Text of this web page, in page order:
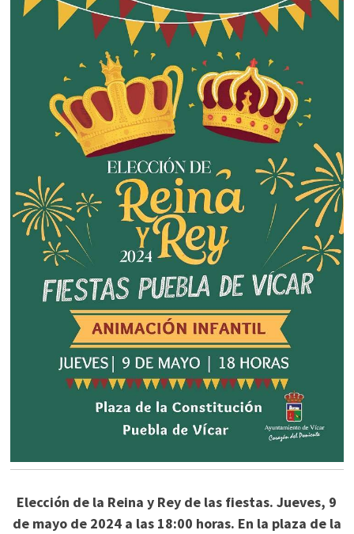
Elección de la Reina y Rey de las fiestas. Jueves, 9
de mayo de 2024 a las 18:00 horas. En la plaza de la